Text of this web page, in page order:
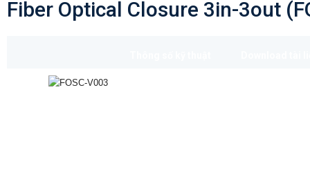
Fiber Optical Closure 3in-3out